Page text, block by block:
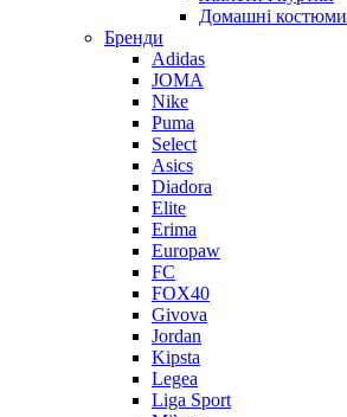
Домашні костюми
Бренди
Adidas
JOMA
Nike
Puma
Select
Asics
Diadora
Elite
Erima
Europaw
FC
FOX40
Givova
Jordan
Kipsta
Legea
Liga Sport